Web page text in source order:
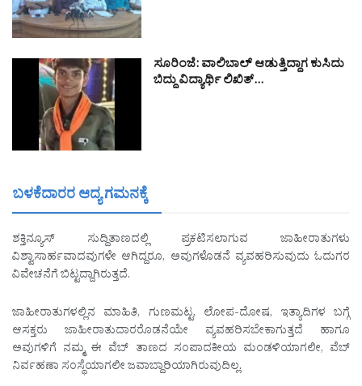
ಸೂರಿಂಜೆ: ವಾಲಿಬಾಲ್ ಆಡುತ್ತಿದ್ದಾಗ ಕುಸಿದು
ಬಿದ್ದು ವಿದ್ಯಾರ್ಥಿ ಲಿಖಿತ್…
ಬಳಕೆದಾರರ ಆದ್ಯ ಗಮನಕ್ಕೆ
ಶಕ್ತಿನ್ಯೂಸ್ ಸುದ್ದಿತಾಣದಲ್ಲಿ ಪ್ರಕಟಿಸಲಾಗುವ ಜಾಹೀರಾತುಗಳು
ವಿಶ್ವಾಸಾರ್ಹವಾದವುಗಳೇ ಆಗಿದ್ದರೂ, ಅವುಗಳೊಡನೆ ವ್ಯವಹರಿಸುವುದು ಓದುಗರ
ವಿವೇಚನೆಗೆ ಬಿಟ್ಟದ್ದಾಗಿರುತ್ತದೆ.
ಜಾಹೀರಾತುಗಳಲ್ಲಿನ ಮಾಹಿತಿ, ಗುಣಮಟ್ಟ, ಲೋಪ-ದೋಷ, ಇತ್ಯಾದಿಗಳ ಬಗ್ಗೆ
ಆಸಕ್ತರು ಜಾಹೀರಾತುದಾರರೊಡನೆಯೇ ವ್ಯವಹರಿಸಬೇಕಾಗುತ್ತದೆ ಹಾಗೂ
ಅವುಗಳಿಗೆ ನಮ್ಮ ಈ ವೆಬ್ ತಾಣದ ಸಂಪಾದಕೀಯ ಮಂಡಳಿಯಾಗಲೀ, ವೆಬ್
ನಿರ್ವಹಣಾ ಸಂಸ್ಥೆಯಾಗಲೀ ಜವಾಬ್ದಾರಿಯಾಗಿರುವುದಿಲ್ಲ.